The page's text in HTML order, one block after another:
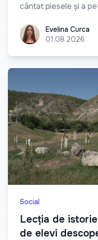
cântat piesele și a
Evelina CurcaEvelina Curca
01.08.2026
Social
Lecția de
de elevi